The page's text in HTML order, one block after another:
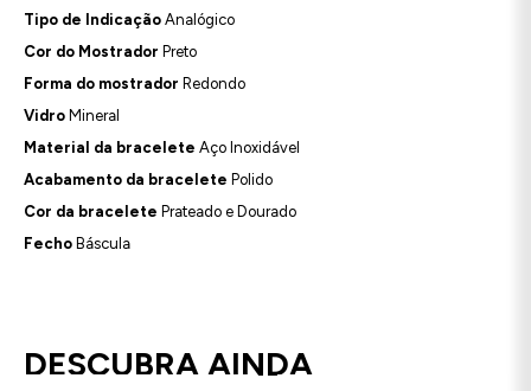
Tipo de Indicação Analógico
Cor do Mostrador Preto
Forma do mostrador Redondo
Vidro Mineral
Material da bracelete Aço Inoxidável
Acabamento da bracelete Polido
Cor da bracelete Prateado e Dourado
Fecho Báscula
DESCUBRA AINDA